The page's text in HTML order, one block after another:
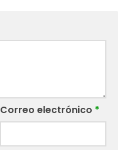
Correo electrónico *